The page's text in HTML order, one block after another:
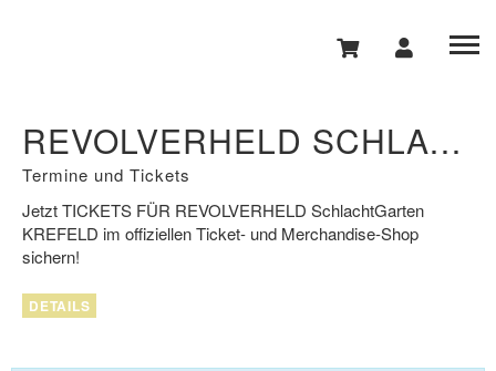
REVOLVERHELD SCHLACHTGARTEN KREFELD
Termine und Tickets
JetztTICKETS FÜR REVOLVERHELD SchlachtGarten
KREFELD im offiziellen Ticket- und Merchandise-Shop
sichern!
DETAILS